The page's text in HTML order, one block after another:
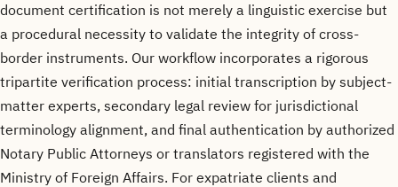
document certification is not merely a linguistic exercise but
a procedural necessity to validate the integrity of cross-
border instruments. Our workflow incorporates a rigorous
tripartite verification process: initial transcription by subject-
matter experts, secondary legal review for jurisdictional
terminology alignment, and final authentication by authorized
Notary Public Attorneys or translators registered with the
Ministry of Foreign Affairs. For expatriate clients and